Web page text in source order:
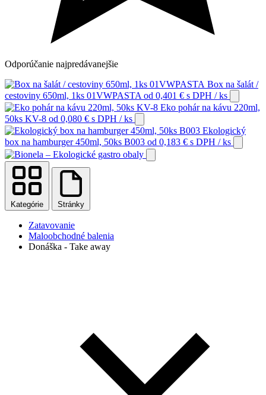
Odporúčanie najpredávanejšie
Box na šalát /
cestoviny 650ml, 1ks 01VWPASTA od 0,401 € s DPH / ks
Eko pohár na kávu 220ml,
50ks KV-8 od 0,080 € s DPH / ks
Ekologický
box na hamburger 450ml, 50ks B003 od 0,183 € s DPH / ks
Kategórie Stránky
Zatavovanie
Maloobchodné balenia
Donáška - Take away